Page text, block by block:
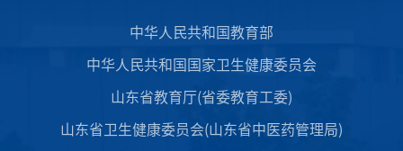
中华人民共和国教育部
中华人民共和国国家卫生健康委员会
山东省教育厅(省委教育工委)
山东省卫生健康委员会(山东省中医药管理局)